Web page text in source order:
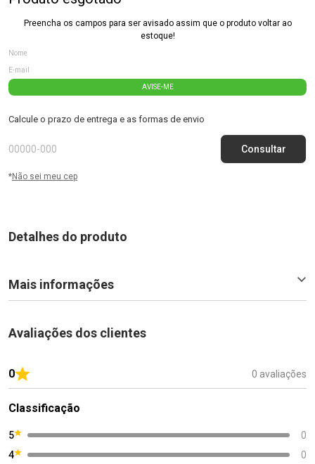
Preencha os campos para ser avisado assim que o produto voltar ao
estoque!
AVISE-ME
Calcule o prazo de entrega e as formas de envio
*Não sei meu cep
Detalhes do produto
Mais informações
Avaliações dos clientes
0 0 avaliações
Classificação
5
0
4
0